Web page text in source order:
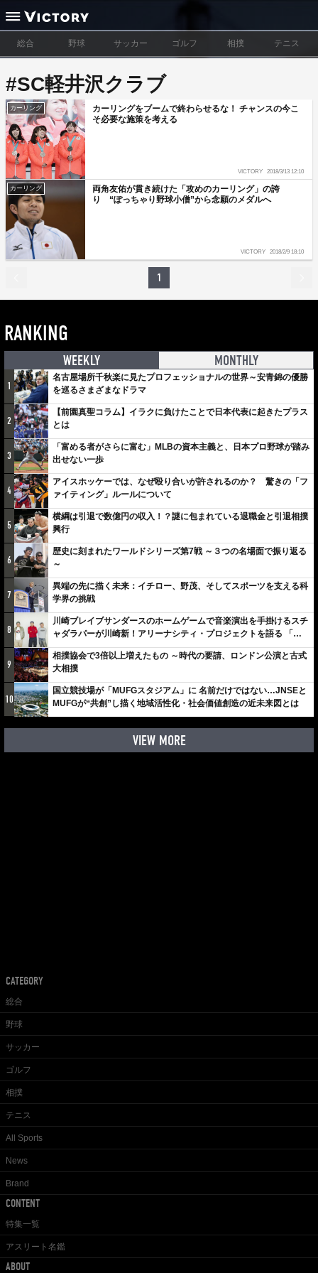
総合 野球 サッカー ゴルフ 相撲 テニス
#SC軽井沢クラブ
カーリング
カーリングをブームで終わらせるな！ チャンスの今こ
そ必要な施策を考える
VICTORY 2018/3/13 12:10
カーリング
両角友佑が貫き続けた「攻めのカーリング」の誇
り “ぽっちゃり野球小僧”から念願のメダルへ
VICTORY 2018/2/9 18:10
1
RANKING
WEEKLY MONTHLY
1
名古屋場所千秋楽に見たプロフェッショナルの世界～安青錦の優勝
を巡るさまざまなドラマ
2
【前園真聖コラム】イラクに負けたことで日本代表に起きたプラス
とは
3
「富める者がさらに富む」MLBの資本主義と、日本プロ野球が踏み
出せない一歩
4
アイスホッケーでは、なぜ殴り合いが許されるのか？ 驚きの「フ
ァイティング」ルールについて
5
横綱は引退で数億円の収入！？謎に包まれている退職金と引退相撲
興行
6
歴史に刻まれたワールドシリーズ第7戦 ～３つの名場面で振り返る
～
7
異端の先に描く未来：イチロー、野茂、そしてスポーツを支える科
学界の挑戦
8
川崎ブレイブサンダースのホームゲームで音楽演出を手掛けるスチ
ャダラパーが川崎新！アリーナシティ・プロジェクトを語る 「楽
しみでしかないでしょ。川崎は、ずっと成長曲線だから」
9
相撲協会で3倍以上増えたもの ～時代の要請、ロンドン公演と古式
大相撲
10
国立競技場が「MUFGスタジアム」に 名前だけではない…JNSEと
MUFGが“共創”し描く地域活性化・社会価値創造の近未来図とは
VIEW MORE
CATEGORY
総合
野球
サッカー
ゴルフ
相撲
テニス
All Sports
News
Brand
CONTENT
特集一覧
アスリート名鑑
ABOUT